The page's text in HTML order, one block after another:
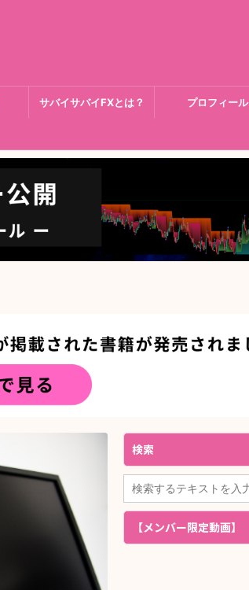
サバイサバイFXとは？ プロフィール
検索
【メンバー限定動画】